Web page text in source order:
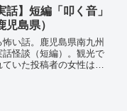
難しく道中で一泊するこ
の夜のこと…
話】短編「叩く音」
児島県）
い話。鹿児島県南九州
怪談（短編）。観光で
いた投稿者の女性は、